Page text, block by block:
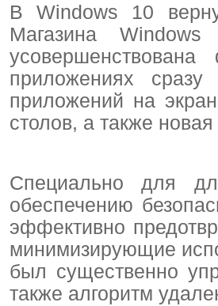
В Windows 10
Магазина
приложениях
приложений на
столов, а также
Специально для
обеспечению
эффективно
минимизирующие
был существенно
также алгоритм